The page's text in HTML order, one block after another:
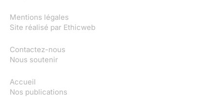
Mentions légales
Site réalisé par Ethicweb
Contactez-nous
Nous soutenir
Accueil
Nos publications